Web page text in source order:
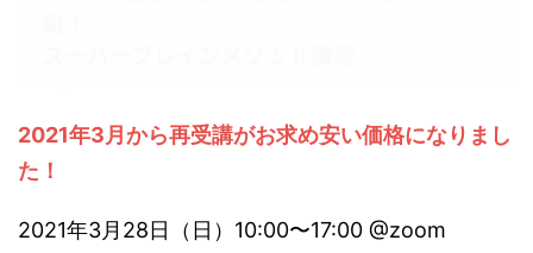
2021年3月から再受講がお求め安い価格になりまし
た！
2021年3月28日（日）10:00〜17:00 @zoom